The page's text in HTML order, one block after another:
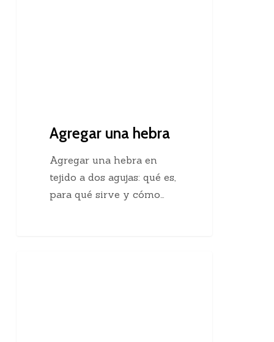
Agregar una hebra
Agregar una hebra en
tejido a dos agujas: qué es,
para qué sirve y cómo…